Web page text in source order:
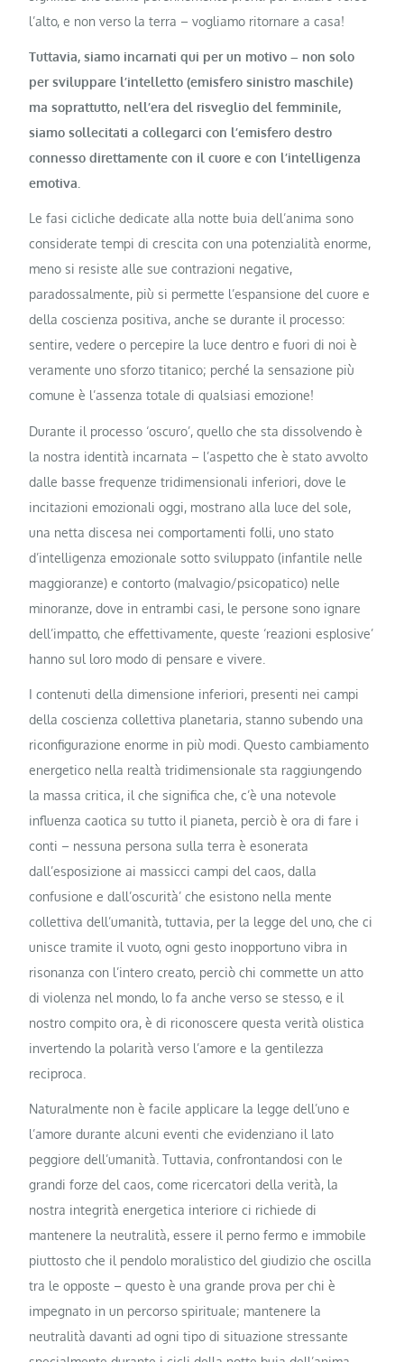
l’alto, e non verso la terra – vogliamo ritornare a casa!
Tuttavia, siamo incarnati qui per un motivo – non solo
per sviluppare l’intelletto (emisfero sinistro maschile)
ma soprattutto, nell’era del risveglio del femminile,
siamo sollecitati a collegarci con l’emisfero destro
connesso direttamente con il cuore e con l’intelligenza
emotiva.
Le fasi cicliche dedicate alla notte buia dell’anima sono
considerate tempi di crescita con una potenzialità enorme,
meno si resiste alle sue contrazioni negative,
paradossalmente, più si permette l’espansione del cuore e
della coscienza positiva, anche se durante il processo:
sentire, vedere o percepire la luce dentro e fuori di noi è
veramente uno sforzo titanico; perché la sensazione più
comune è l’assenza totale di qualsiasi emozione!
Durante il processo ‘oscuro’, quello che sta dissolvendo è
la nostra identità incarnata – l’aspetto che è stato avvolto
dalle basse frequenze tridimensionali inferiori, dove le
incitazioni emozionali oggi, mostrano alla luce del sole,
una netta discesa nei comportamenti folli, uno stato
d’intelligenza emozionale sotto sviluppato (infantile nelle
maggioranze) e contorto (malvagio/psicopatico) nelle
minoranze, dove in entrambi casi, le persone sono ignare
dell’impatto, che effettivamente, queste ‘reazioni esplosive’
hanno sul loro modo di pensare e vivere.
I contenuti della dimensione inferiori, presenti nei campi
della coscienza collettiva planetaria, stanno subendo una
riconfigurazione enorme in più modi. Questo cambiamento
energetico nella realtà tridimensionale sta raggiungendo
la massa critica, il che significa che, c’è una notevole
influenza caotica su tutto il pianeta, perciò è ora di fare i
conti – nessuna persona sulla terra è esonerata
dall’esposizione ai massicci campi del caos, dalla
confusione e dall’oscurità’ che esistono nella mente
collettiva dell’umanità, tuttavia, per la legge del uno, che ci
unisce tramite il vuoto, ogni gesto inopportuno vibra in
risonanza con l’intero creato, perciò chi commette un atto
di violenza nel mondo, lo fa anche verso se stesso, e il
nostro compito ora, è di riconoscere questa verità olistica
invertendo la polarità verso l’amore e la gentilezza
reciproca.
Naturalmente non è facile applicare la legge dell’uno e
l’amore durante alcuni eventi che evidenziano il lato
peggiore dell’umanità. Tuttavia, confrontandosi con le
grandi forze del caos, come ricercatori della verità, la
nostra integrità energetica interiore ci richiede di
mantenere la neutralità, essere il perno fermo e immobile
piuttosto che il pendolo moralistico del giudizio che oscilla
tra le opposte – questo è una grande prova per chi è
impegnato in un percorso spirituale; mantenere la
neutralità davanti ad ogni tipo di situazione stressante